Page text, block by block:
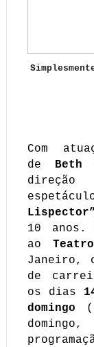
Com
de
Beth
10 anos.
ao
Janeiro,
de
os dias
domingo